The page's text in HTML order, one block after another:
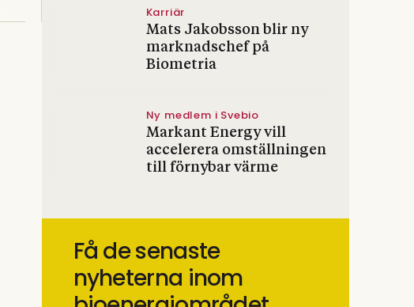
Karriär
Mats Jakobsson blir ny
marknadschef på
Biometria
Ny medlem i Svebio
Markant Energy vill
accelerera omställningen
till förnybar värme
Få de senaste
nyheterna inom